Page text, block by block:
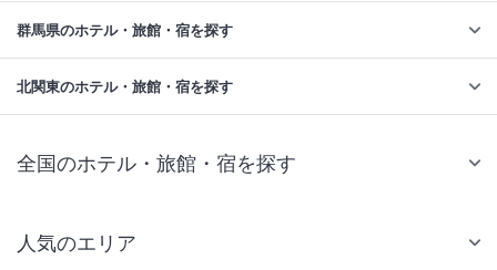
群馬県のホテル・旅館・宿を探す
北関東のホテル・旅館・宿を探す
全国のホテル・旅館・宿を探す
人気のエリア